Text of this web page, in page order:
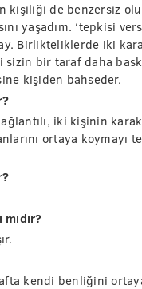
de benzersiz
yaşadım. ‘tepkisi
Birlikteliklerde iki
sizin bir taraf daha
kişiden bahseder.
iki kişinin
ortaya koymayı
kendi benliğini